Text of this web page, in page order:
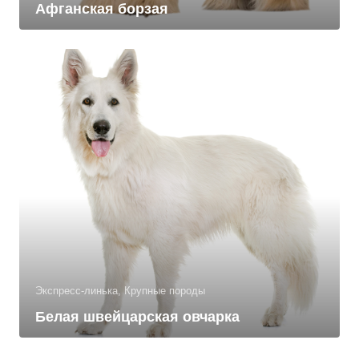
Афганская борзая
Экспресс-линька, Крупные породы
Белая швейцарская овчарка